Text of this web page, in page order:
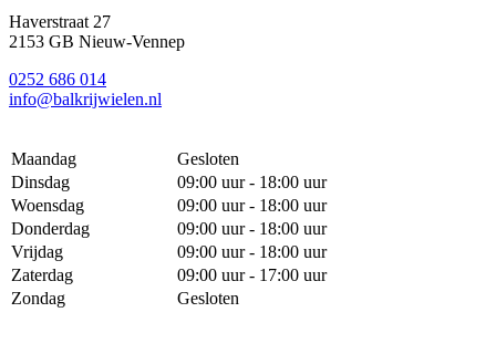
Haverstraat 27
2153 GB Nieuw-Vennep
0252 686 014
info@balkrijwielen.nl
Maandag
Gesloten
Dinsdag
09:00 uur - 18:00 uur
Woensdag
09:00 uur - 18:00 uur
Donderdag
09:00 uur - 18:00 uur
Vrijdag
09:00 uur - 18:00 uur
Zaterdag
09:00 uur - 17:00 uur
Zondag
Gesloten